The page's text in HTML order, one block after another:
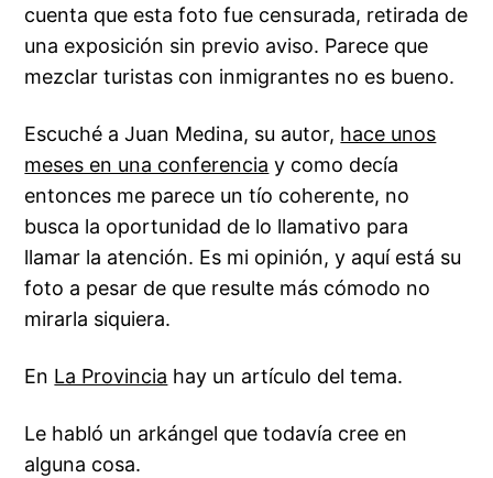
cuenta que esta foto fue censurada, retirada de
una exposición sin previo aviso. Parece que
mezclar turistas con inmigrantes no es bueno.
Escuché a Juan Medina, su autor, hace unos
meses en una conferencia y como decía
entonces me parece un tío coherente, no
busca la oportunidad de lo llamativo para
llamar la atención. Es mi opinión, y aquí está su
foto a pesar de que resulte más cómodo no
mirarla siquiera.
En La Provincia hay un artículo del tema.
Le habló un arkángel que todavía cree en
alguna cosa.